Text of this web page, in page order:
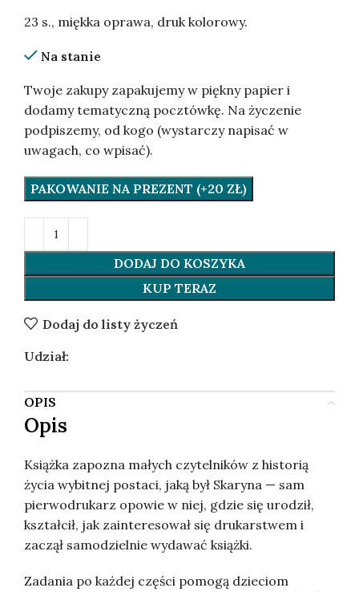
23 s., miękka oprawa, druk kolorowy.
Na stanie
Twoje zakupy zapakujemy w piękny papier i
dodamy tematyczną pocztówkę. Na życzenie
podpiszemy, od kogo (wystarczy napisać w
uwagach, co wpisać).
PAKOWANIE NA PREZENT (+20 ZŁ)
DODAJ DO KOSZYKA
KUP TERAZ
Dodaj do listy życzeń
Udział:
OPIS
Opis
Książka zapozna małych czytelników z historią
życia wybitnej postaci, jaką był Skaryna — sam
pierwodrukarz opowie w niej, gdzie się urodził,
kształcił, jak zainteresował się drukarstwem i
zaczął samodzielnie wydawać książki.
Zadania po każdej części pomogą dzieciom